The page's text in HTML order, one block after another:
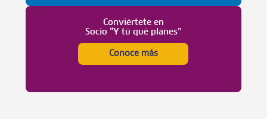
Conviértete en
Socio “Y tú qué planes”
Conoce más